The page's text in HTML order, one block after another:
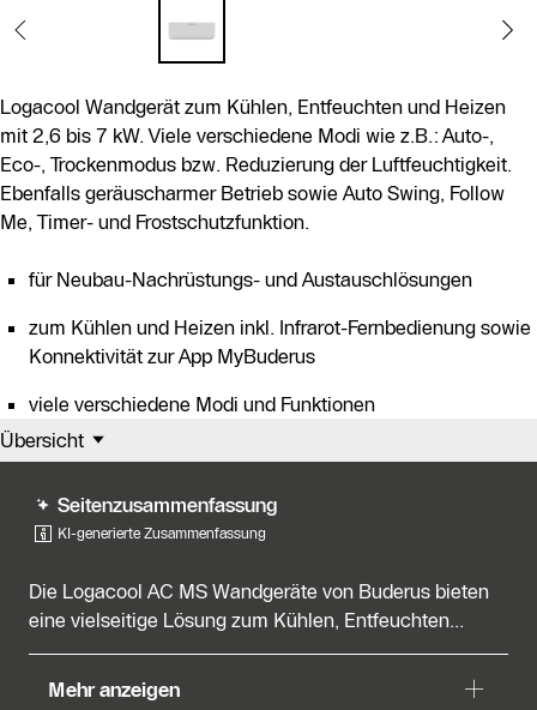
Logacool Wandgerät zum Kühlen, Entfeuchten und Heizen
mit 2,6 bis 7 kW. Viele verschiedene Modi wie z.B.: Auto-,
Eco-, Trockenmodus bzw. Reduzierung der Luftfeuchtigkeit.
Ebenfalls geräuscharmer Betrieb sowie Auto Swing, Follow
Me, Timer- und Frostschutzfunktion.
für Neubau-Nachrüstungs- und Austauschlösungen
zum Kühlen und Heizen inkl. Infrarot-Fernbedienung sowie
Konnektivität zur App MyBuderus
viele verschiedene Modi und Funktionen
Übersicht
Seitenzusammenfassung
KI-generierte Zusammenfassung
Die Logacool AC MS Wandgeräte von Buderus bieten
eine vielseitige Lösung zum Kühlen, Entfeuchten...
eine vielseitige Lösung zum Kühlen, Entfeuchten und
Mehr anzeigen